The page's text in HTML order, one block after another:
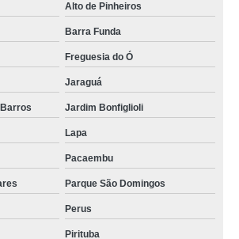
Alto de Pinheiros
Barra Funda
Freguesia do Ó
Jaraguá
Jardim Bonfiglioli
Lapa
Pacaembu
Parque São Domingos
Perus
Pirituba